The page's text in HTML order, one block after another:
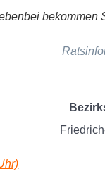
bekommen